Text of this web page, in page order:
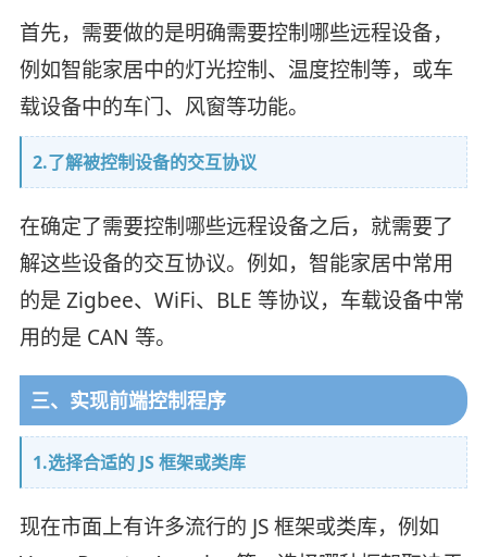
首先，需要做的是明确需要控制哪些远程设备，
例如智能家居中的灯光控制、温度控制等，或车
载设备中的车门、风窗等功能。
2.了解被控制设备的交互协议
在确定了需要控制哪些远程设备之后，就需要了
解这些设备的交互协议。例如，智能家居中常用
的是 Zigbee、WiFi、BLE 等协议，车载设备中常
用的是 CAN 等。
三、实现前端控制程序
1.选择合适的 JS 框架或类库
现在市面上有许多流行的 JS 框架或类库，例如